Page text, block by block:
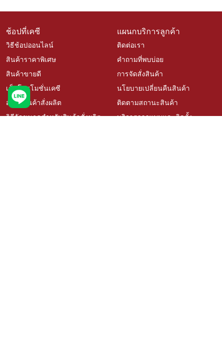
ช้อปที่เคซี
วิธีช้อปออนไลน์
สินค้าราคาพิเศษ
สินค้าขายดี
เช็คโปรโมชั่นเคซี
สั่งซื้อสินค้าสั่งผลิต
วิธีวัดขนาดสำหรับสินค้าสั่งผลิต
แผนกบริการลูกค้า
ติดต่อเรา
คำถามที่พบบ่อย
การจัดสั่งสินค้า
นโยบายเปลี่ยนคืนสินค้า
ติดตามสถานะสินค้า
บริการออกแบบและติดตั้ง